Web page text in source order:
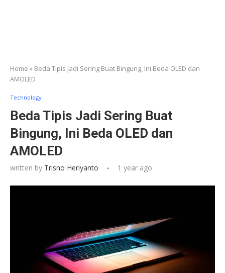
Home » Beda Tipis Jadi Sering Buat Bingung, Ini Beda OLED dan
AMOLED
Technology
Beda Tipis Jadi Sering Buat
Bingung, Ini Beda OLED dan
AMOLED
written by Trisno Heriyanto 1 year ago